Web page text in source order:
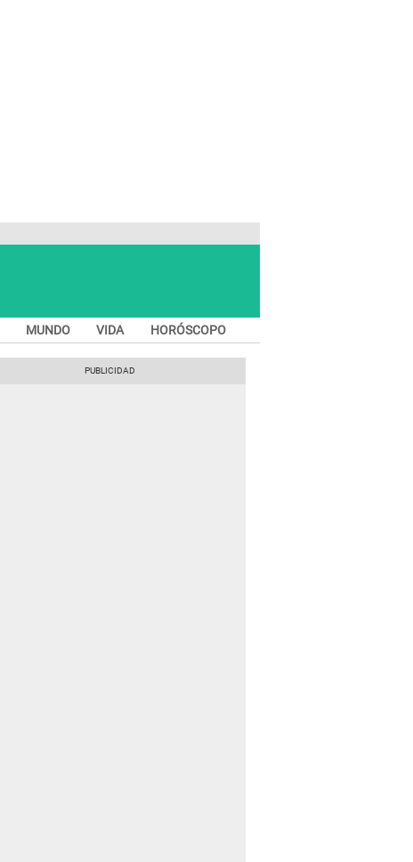
MUNDO VIDA HORÓSCOPO